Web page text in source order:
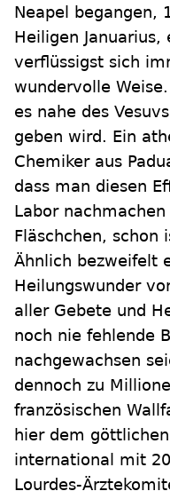
Neapel begangen,
Heiligen Januarius,
verflüssigst sich
wundervolle
es nahe des
geben wird. Ein
Chemiker aus
dass man diesen
Labor
Fläschchen, schon
Ähnlich bezweifelt
Heilungswunder
aller Gebete und
noch nie fehlende
nachgewachsen
dennoch zu
französischen
hier dem
international mit
Lourdes-